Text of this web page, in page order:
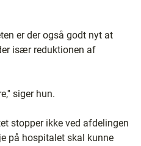
er der også godt nyt at
især reduktionen af
siger hun.
stopper ikke ved afdelingen
på hospitalet skal kunne